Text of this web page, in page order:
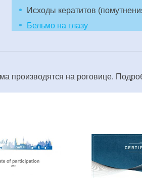
Исходы кератитов
Бельмо на глазу
производятся на роговице.